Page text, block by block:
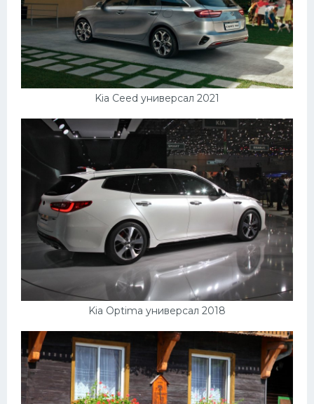
Kia Ceed универсал 2021
Kia Optima универсал 2018